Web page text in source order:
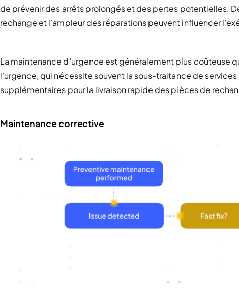
de prévenir des arrêts prolongés et des pertes potentielles.
rechange et l’ampleur des réparations peuvent influencer
La maintenance d’urgence est généralement plus coûteuse
l’urgence, qui nécessite souvent la sous-traitance de
supplémentaires pour la livraison rapide des pièces de
Maintenance corrective